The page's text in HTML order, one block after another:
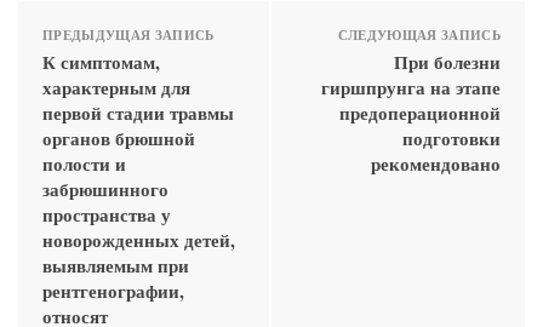
ПРЕДЫДУЩАЯ ЗАПИСЬ
К симптомам,
характерным для
первой стадии травмы
органов брюшной
полости и
забрюшинного
пространства у
новорожденных детей,
выявляемым при
рентгенографии,
относят
СЛЕДУЮЩАЯ ЗАПИСЬ
При болезни
гиршпрунга на этапе
предоперационной
подготовки
рекомендовано